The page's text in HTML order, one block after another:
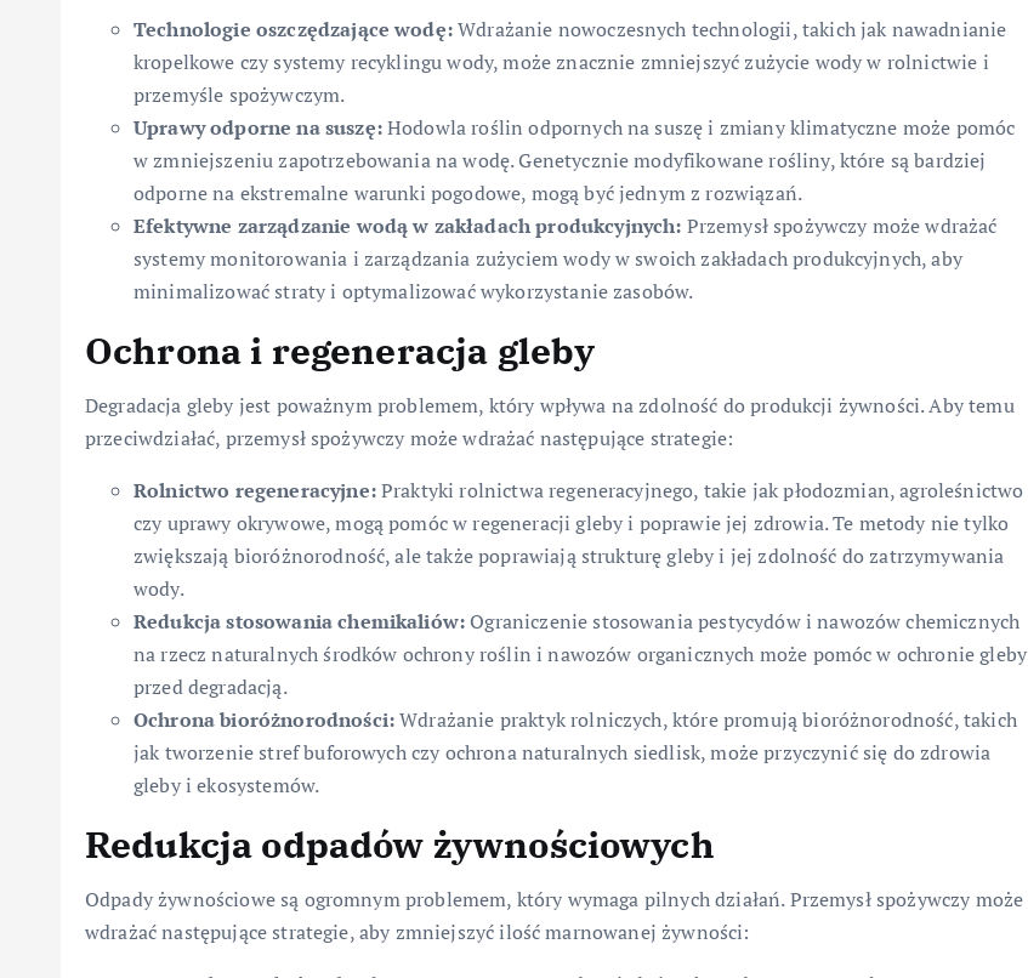
Technologie oszczędzające wodę:Wdrażanie nowoczesnych technologii, takich jak nawadnianie
kropelkowe czy systemy recyklingu wody, może znacznie zmniejszyć zużycie wody w rolnictwie i
przemyśle spożywczym.
Uprawy odporne na suszę:Hodowla roślin odpornych na suszę i zmiany klimatyczne może pomóc
w zmniejszeniu zapotrzebowania na wodę. Genetycznie modyfikowane rośliny, które są bardziej
odporne na ekstremalne warunki pogodowe, mogą być jednym z rozwiązań.
Efektywne zarządzanie wodą w zakładach produkcyjnych: Przemysł spożywczy może wdrażać
systemy monitorowania i zarządzania zużyciem wody w swoich zakładach produkcyjnych, aby
minimalizować straty i optymalizować wykorzystanie zasobów.
Ochrona i regeneracja gleby
Degradacja gleby jest poważnym problemem, który wpływa na zdolność do produkcji żywności. Aby temu
przeciwdziałać, przemysł spożywczy może wdrażać następujące strategie:
Rolnictwo regeneracyjne:Praktyki rolnictwa regeneracyjnego, takie jak płodozmian, agroleśnictwo
czy uprawy okrywowe, mogą pomóc w regeneracji gleby i poprawie jej zdrowia. Te metody nie tylko
zwiększają bioróżnorodność, ale także poprawiają strukturę gleby i jej zdolność do zatrzymywania
wody.
Redukcja stosowania chemikaliów: Ograniczenie stosowania pestycydów i nawozów chemicznych
na rzecz naturalnych środków ochrony roślin i nawozów organicznych może pomóc w ochronie gleby
przed degradacją.
Ochrona bioróżnorodności:Wdrażanie praktyk rolniczych, które promują bioróżnorodność, takich
jak tworzenie stref buforowych czy ochrona naturalnych siedlisk, może przyczynić się do zdrowia
gleby i ekosystemów.
Redukcja odpadów żywnościowych
Odpady żywnościowe są ogromnym problemem, który wymaga pilnych działań. Przemysł spożywczy może
wdrażać następujące strategie, aby zmniejszyć ilość marnowanej żywności: